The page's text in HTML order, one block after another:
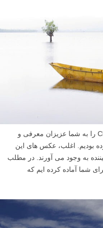
قبلا در لنزک عکاس منظره Charlie Waite را به شما عزیزان معرفی و
بودیم. اغلب، عکس های این
به وجود می آورند. در مطلب
شما آماده کرده ایم که